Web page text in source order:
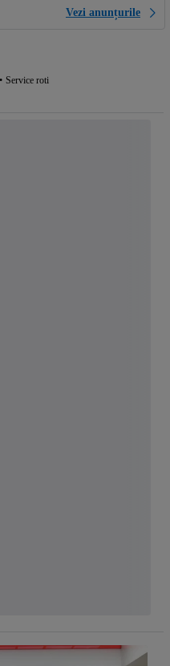
Vezi anunțurile
Service roti